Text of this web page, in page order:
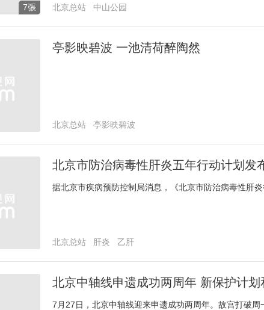
7張
烟火巧妙融合，汇聚非遗手作、国潮文创、特色美食等
北京总站
中山公园
亭影映碧波 一池清荷醉陶然
北京总站
亭影映碧波
北京市防治病毒性肝炎五年行动计划发
据北京市疾病预防控制局消息，《北京市防治病毒性肝
北京总站 肝炎 乙肝
北京中轴线申遗成功两周年 新保护计
7月27日，北京中轴线迎来申遗成功两周年。故宫打破周